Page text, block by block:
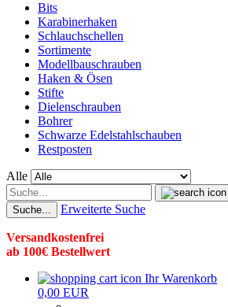
Bits
Karabinerhaken
Schlauchschellen
Sortimente
Modellbauschrauben
Haken & Ösen
Stifte
Dielenschrauben
Bohrer
Schwarze Edelstahlschauben
Restposten
Alle
Suche... Erweiterte Suche
Versandkostenfrei
ab 100€ Bestellwert
Ihr Warenkorb
0,00 EUR